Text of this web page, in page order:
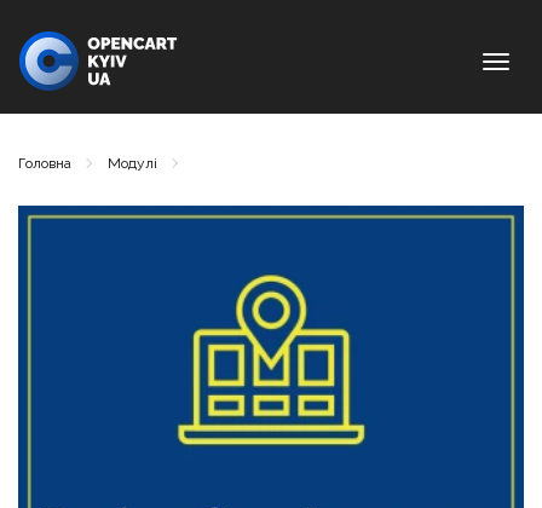
Головна Модулі